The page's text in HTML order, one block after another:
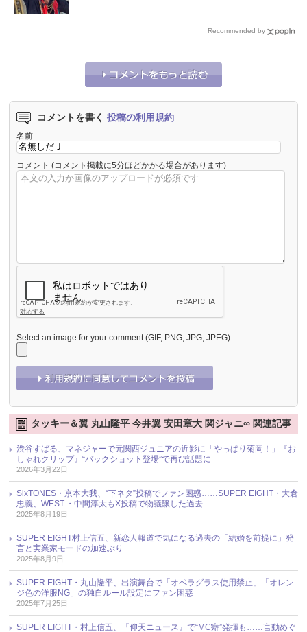
Recommended by
コメントを書く 投稿の利用規約
名前
コメント (コメント掲載に5分ほどかかる場合があります)
Select an image for your comment (GIF, PNG, JPG, JPEG):
タッキー＆翼 丸山隆平 今井翼 安田章大 関ジャニ∞ 関連記事
渋谷すばる、マネジャーで元関西ジュニアの近影に「やっぱり菊岡！」『お
しゃれクリップ』“バックショット登場”で再び話題に
2026年3月22日
SixTONES・京本大我、“下ネタ”投稿でファン困惑……SUPER EIGHT・大倉
忠義、WEST.・中間淳太もX投稿で物議醸した過去
2025年8月19日
SUPER EIGHT村上信五、新恋人報道で気になる過去の「結婚を前提に」発
言と実業家モードの加速ぶり
2025年8月9日
SUPER EIGHT・丸山隆平、出演舞台で「オペラグラス使用禁止」「オレン
ジ色の洋服NG」の独自ルール設定にファン困惑
2025年7月25日
SUPER EIGHT・村上信五、『仰天ニュース』で“MC癖”発揮も……言動めぐ